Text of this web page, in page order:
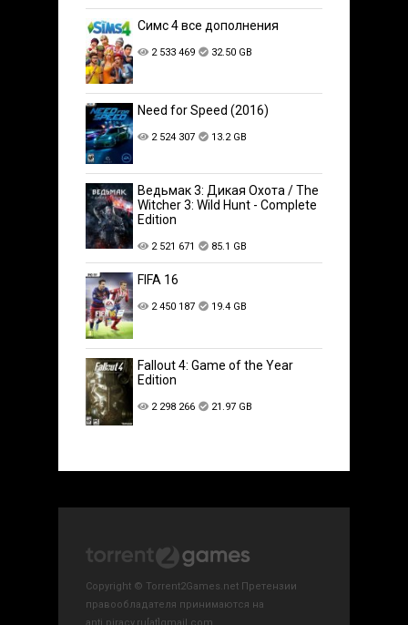
Симс 4 все дополнения
2 533 469 32.50 GB
Need for Speed (2016)
2 524 307 13.2 GB
Ведьмак 3: Дикая Охота / The
Witcher 3: Wild Hunt - Complete
Edition
2 521 671 85.1 GB
FIFA 16
2 450 187 19.4 GB
Fallout 4: Game of the Year
Edition
2 298 266 21.97 GB
Copyright © Torrent2Games.net Претензии
правообладателя принимаются на